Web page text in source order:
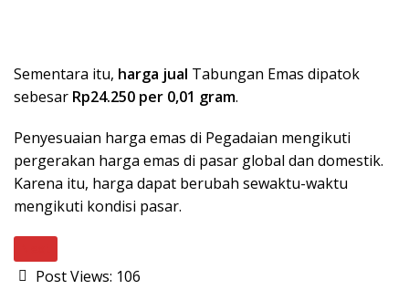
Sementara itu, harga jual Tabungan Emas dipatok
sebesar Rp24.250 per 0,01 gram.
Penyesuaian harga emas di Pegadaian mengikuti
pergerakan harga emas di pasar global dan domestik.
Karena itu, harga dapat berubah sewaktu-waktu
mengikuti kondisi pasar.
Post Views: 106